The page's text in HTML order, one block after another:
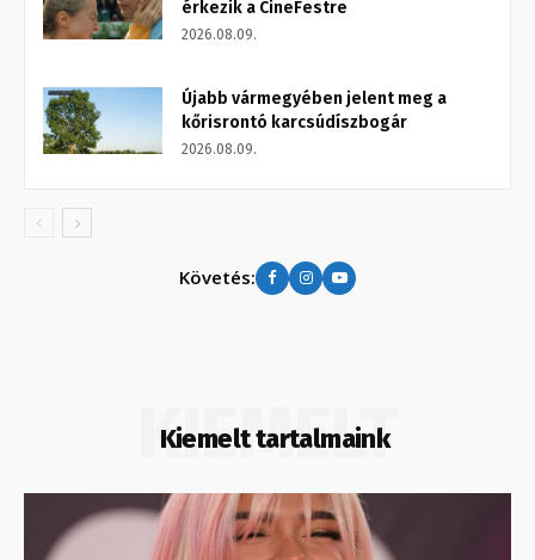
érkezik a CineFestre
2026.08.09.
Újabb vármegyében jelent meg a
kőrisrontó karcsúdíszbogár
2026.08.09.
Követés:
Kiemelt tartalmaink
KIEMELT